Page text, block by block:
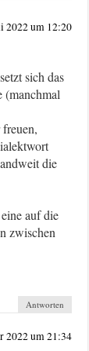
2022 um 12:20
sich das
(manchmal
die
auf die
zwischen
Antworten
2022 um 21:34